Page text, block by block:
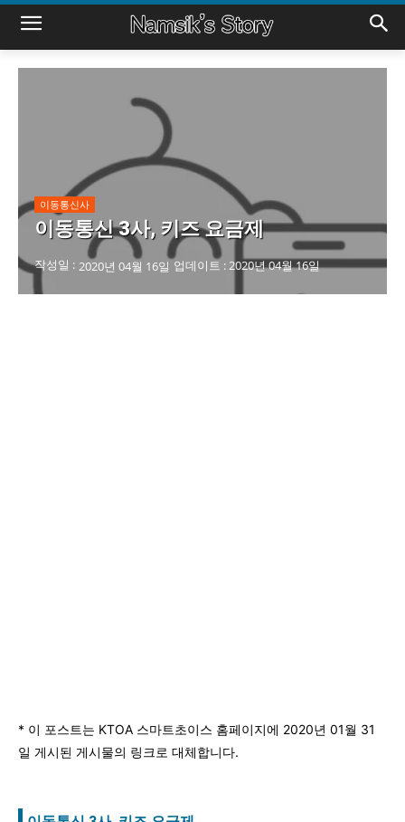
이동통신사
이동통신 3사, 키즈 요금제
작성일 : 2020년 04월 16일 업데이트 :2020년 04월 16일
* 이 포스트는 KTOA 스마트초이스 홈페이지에 2020년 01월 31
일 게시된 게시물의 링크로 대체합니다.